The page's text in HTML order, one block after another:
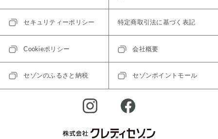
セキュリティーポリシー 特定商取引法に基づく表記
Cookieポリシー 会社概要
セゾンのふるさと納税 セゾンポイントモール